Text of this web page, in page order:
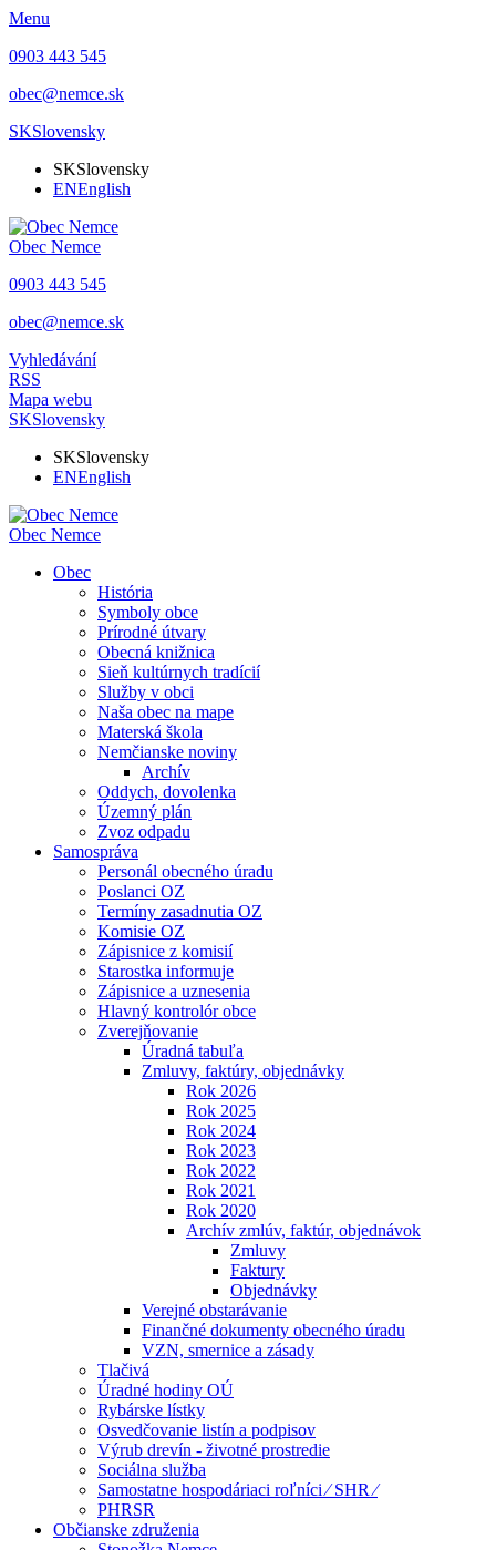
Menu
0903 443 545
obec@nemce.sk
SKSlovensky
SKSlovensky
ENEnglish
Obec Nemce
0903 443 545
obec@nemce.sk
Vyhledávání
RSS
Mapa webu
SKSlovensky
SKSlovensky
ENEnglish
Obec Nemce
Obec
História
Symboly obce
Prírodné útvary
Obecná knižnica
Sieň kultúrnych tradícií
Služby v obci
Naša obec na mape
Materská škola
Nemčianske noviny
Archív
Oddych, dovolenka
Územný plán
Zvoz odpadu
Samospráva
Personál obecného úradu
Poslanci OZ
Termíny zasadnutia OZ
Komisie OZ
Zápisnice z komisií
Starostka informuje
Zápisnice a uznesenia
Hlavný kontrolór obce
Zverejňovanie
Úradná tabuľa
Zmluvy, faktúry, objednávky
Rok 2026
Rok 2025
Rok 2024
Rok 2023
Rok 2022
Rok 2021
Rok 2020
Archív zmlúv, faktúr, objednávok
Zmluvy
Faktury
Objednávky
Verejné obstarávanie
Finančné dokumenty obecného úradu
VZN, smernice a zásady
Tlačivá
Úradné hodiny OÚ
Rybárske lístky
Osvedčovanie listín a podpisov
Výrub drevín - životné prostredie
Sociálna služba
Samostatne hospodáriaci roľníci ⁄ SHR ⁄
PHRSR
Občianske združenia